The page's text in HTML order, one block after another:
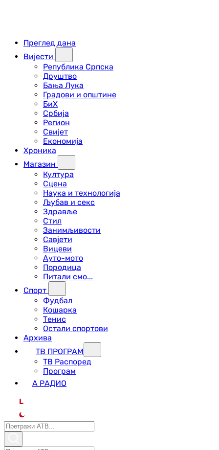
Преглед дана
Вијести
Република Српска
Друштво
Бања Лука
Градови и општине
БиХ
Србија
Регион
Свијет
Економија
Хроника
Магазин
Култура
Сцена
Наука и технологија
Љубав и секс
Здравље
Стил
Занимљивости
Савјети
Вицеви
Ауто-мото
Породица
Питали смо...
Спорт
Фудбал
Кошарка
Тенис
Остали спортови
Архива
ТВ ПРОГРАМ
ТВ Распоред
Програм
А РАДИО
L